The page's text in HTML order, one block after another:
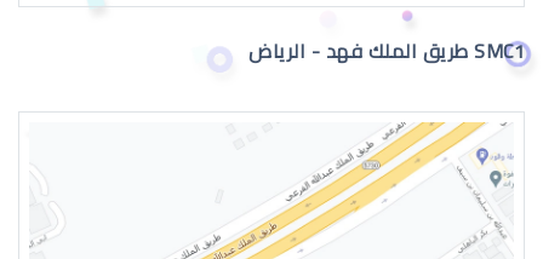
اسباب الماء الازرق بالعين
SMC1 طريق الملك فهد - الرياض